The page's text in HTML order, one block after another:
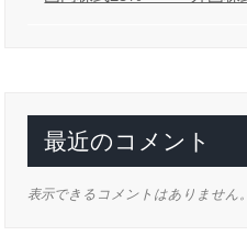
最近のコメント
表示できるコメントはありません。